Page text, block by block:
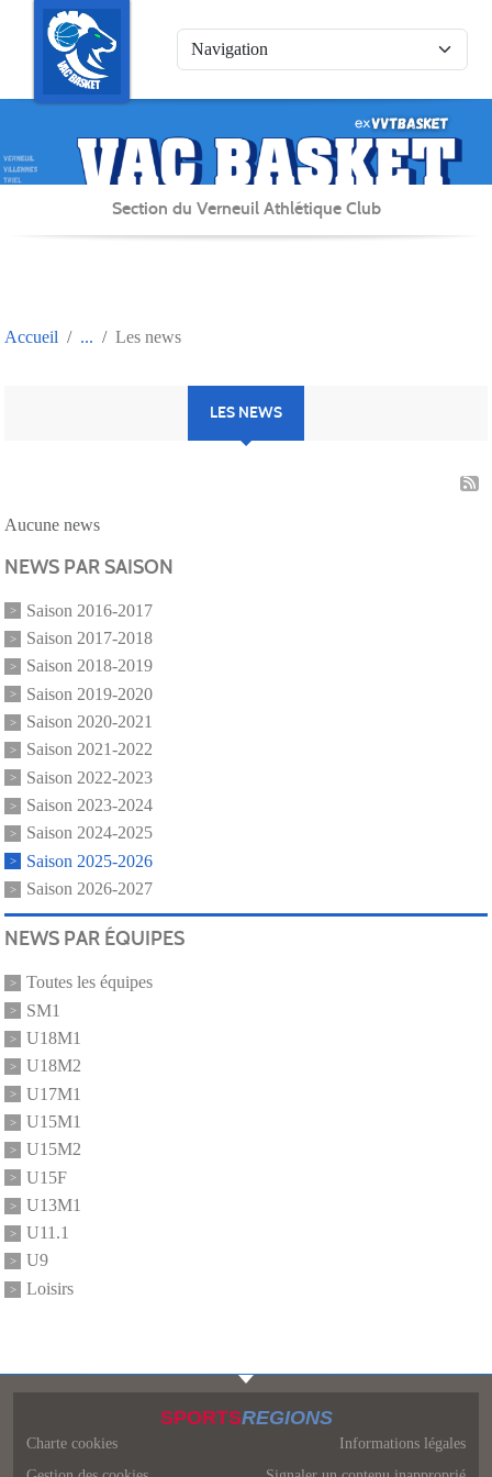
Section du Verneuil Athlétique Club
Accueil Les news
LES NEWS
Aucune news
NEWS PAR SAISON
Saison 2016-2017
Saison 2017-2018
Saison 2018-2019
Saison 2019-2020
Saison 2020-2021
Saison 2021-2022
Saison 2022-2023
Saison 2023-2024
Saison 2024-2025
Saison 2025-2026
Saison 2026-2027
NEWS PAR ÉQUIPES
Toutes les équipes
SM1
U18M1
U18M2
U17M1
U15M1
U15M2
U15F
U13M1
U11.1
U9
Loisirs
SPORTSREGIONS
Charte cookies
Informations légales
Panneau de gestion des cookies